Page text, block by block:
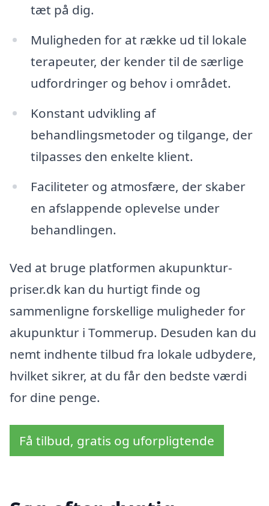
tæt på dig.
Muligheden for at række ud til lokale
terapeuter, der kender til de særlige
udfordringer og behov i området.
Konstant udvikling af
behandlingsmetoder og tilgange, der
tilpasses den enkelte klient.
Faciliteter og atmosfære, der skaber
en afslappende oplevelse under
behandlingen.
Ved at bruge platformen akupunktur-
priser.dk kan du hurtigt finde og
sammenligne forskellige muligheder for
akupunktur i Tommerup. Desuden kan du
nemt indhente tilbud fra lokale udbydere,
hvilket sikrer, at du får den bedste værdi
for dine penge.
Få tilbud, gratis og uforpligtende